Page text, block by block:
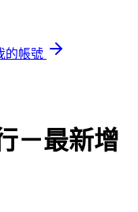
的帳號
－最新增